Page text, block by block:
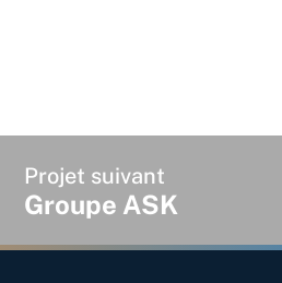
Projet suivant
Groupe ASK